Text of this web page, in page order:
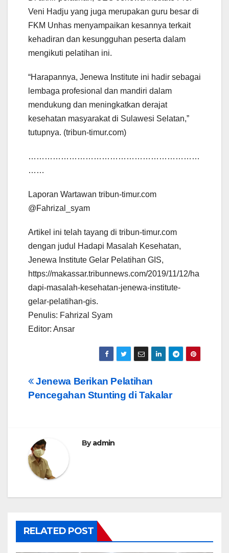
Veni Hadju yang juga merupakan guru besar di
FKM Unhas menyampaikan kesannya terkait
kehadiran dan kesungguhan peserta dalam
mengikuti pelatihan ini.
“Harapannya, Jenewa Institute ini hadir sebagai
lembaga profesional dan mandiri dalam
mendukung dan meningkatkan derajat
kesehatan masyarakat di Sulawesi Selatan,”
tutupnya. (tribun-timur.com)
………………………………………………………
……
Laporan Wartawan tribun-timur.com
@Fahrizal_syam
Artikel ini telah tayang di tribun-timur.com
dengan judul Hadapi Masalah Kesehatan,
Jenewa Institute Gelar Pelatihan GIS,
https://makassar.tribunnews.com/2019/11/12/ha
dapi-masalah-kesehatan-jenewa-institute-
gelar-pelatihan-gis.
Penulis: Fahrizal Syam
Editor: Ansar
Post
navigation
Jenewa Berikan Pelatihan
Pencegahan Stunting di Takalar
Byadmin
RELATED POST